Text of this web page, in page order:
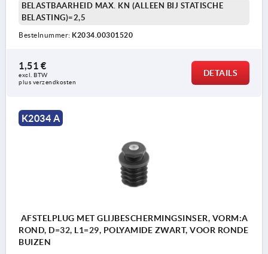
BELASTBAARHEID MAX. KN (ALLEEN BIJ STATISCHE
BELASTING)=2,5
Bestelnummer: K2034.00301520
1,51 €
excl. BTW
plus verzendkosten
DETAILS
K2034 A
AFSTELPLUG MET GLIJBESCHERMINGSINSER, VORM:A
ROND, D=32, L1=29, POLYAMIDE ZWART, VOOR RONDE
BUIZEN